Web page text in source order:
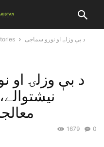
د بې وزلۍ او نورو سماجى
د بې وزلۍ او
0
1679